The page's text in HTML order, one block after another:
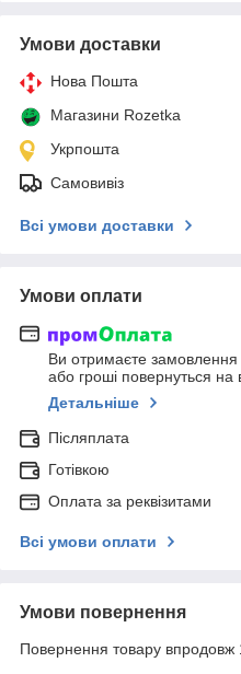
Умови доставки
Нова Пошта
Магазини Rozetka
Укрпошта
Самовивіз
Всі умови доставки
Умови оплати
Ви отримаєте замовлення
або гроші повернуться на
Детальніше
Післяплата
Готівкою
Оплата за реквізитами
Всі умови оплати
Умови повернення
Повернення товару впродовж